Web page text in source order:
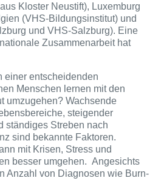
Kloster Neustift), Luxemburg
(VHS-Bildungsinstitut) und
und VHS-Salzburg). Eine
Zusammenarbeit hat
einer entscheidenden
Menschen lernen mit den
umzugehen? Wachsende
steigender
ständiges Streben nach
sind bekannte Faktoren.
mit Krisen, Stress und
besser umgehen. Angesichts
Anzahl von Diagnosen wie Burn-